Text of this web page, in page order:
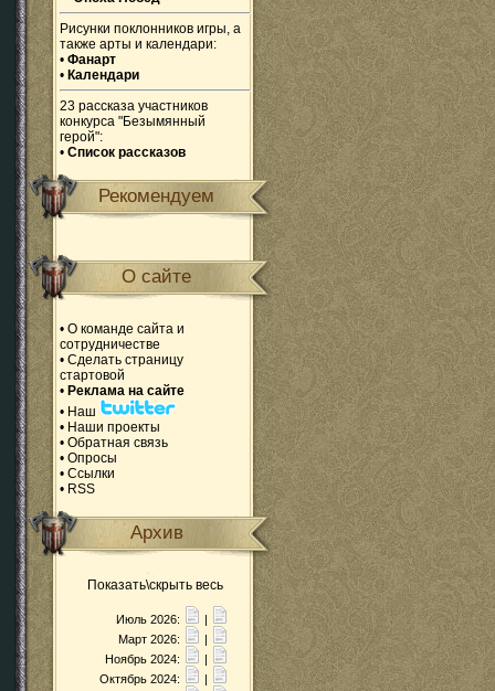
Рисунки поклонников игры, а
также арты и календари:
• Фанарт
• Календари
23 рассказа участников
конкурса "Безымянный
герой":
• Список рассказов
Рекомендуем
О сайте
• О команде сайта и
сотрудничестве
• Сделать страницу
стартовой
• Реклама на сайте
• Наш
• Наши проекты
• Обратная связь
• Опросы
• Ссылки
• RSS
Архив
Показать\скрыть весь
Июль 2026:
|
Март 2026:
|
Ноябрь 2024:
|
Октябрь 2024:
|